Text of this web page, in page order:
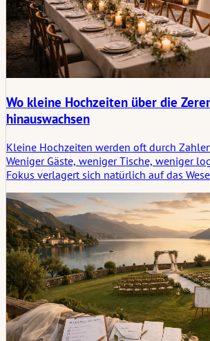
Wo kleine Hochzeiten über die
hinauswachsen
Kleine Hochzeiten werden oft durch
Weniger Gäste, weniger Tische, weniger
Fokus verlagert sich natürlich auf das
ohne viel Abstand zwischen den